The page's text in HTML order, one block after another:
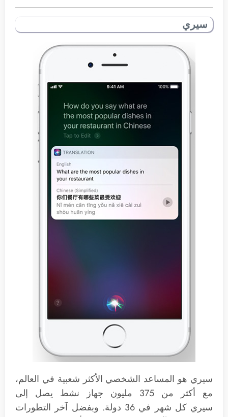
سيري
سيري هو المساعد الشخصي الأكثر شعبية في العالم،
مع أكثر من 375 مليون جهاز نشط يصل إلى
سيري كل شهر في 36 دولة. وبفضل آخر التطورات